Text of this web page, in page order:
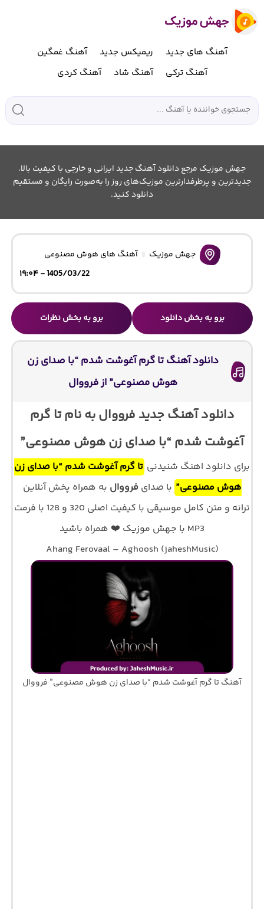
آهنگ های جدید ریمیکس جدید
آهنگ غمگین
آهنگ ترکی
آهنگ شاد آهنگ کردی
جهش موزیک مرجع دانلود آهنگ جدید ایرانی و خارجی با کیفیت بالا.
جدیدترین و پرطرفدارترین موزیک‌های روز را به‌صورت رایگان و مستقیم
دانلود کنید.
جهش موزیک
آهنگ های هوش مصنوعی
1405/03/22 - ۱۹:۰۴
برو به بخش دانلود برو به بخش نظرات
دانلود آهنگ تا گرم آغوشت شدم “با صدای زن
هوش مصنوعی” از فرووال
دانلود آهنگ جدید فرووال به نام تا گرم
آغوشت شدم “با صدای زن هوش مصنوعی”
برای دانلود اهنگ شنیدنی تا گرم آغوشت شدم “با صدای زن
هوش مصنوعی” با صدایفرووال به همراه پخش آنلاین
ترانه و متن کامل موسیقی با کیفیت اصلی 320 و 128 با فرمت
MP3 با جهش موزیک ❤️ همراه باشید
Ahang Ferovaal – Aghoosh (jaheshMusic)
آهنگ تا گرم آغوشت شدم “با صدای زن هوش مصنوعی” فرووال